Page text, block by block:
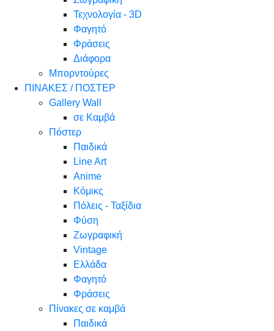
Τεχνολογία - 3D
Φαγητό
Φράσεις
Διάφορα
Μπορντούρες
ΠΙΝΑΚΕΣ / ΠΟΣΤΕΡ
Gallery Wall
σε Καμβά
Πόστερ
Παιδικά
Line Art
Anime
Κόμικς
Πόλεις - Ταξίδια
Φύση
Ζωγραφική
Vintage
Ελλάδα
Φαγητό
Φράσεις
Πίνακες σε καμβά
Παιδικά